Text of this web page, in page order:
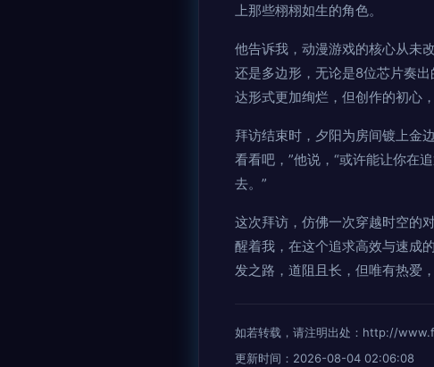
上那些栩栩如生的角色。
他告诉我，动漫游戏的核心从未
还是多边形，无论是8位芯片奏
达形式更加绚烂，但创作的初心
拜访结束时，夕阳为房间镀上金
看看吧，”他说，“或许能让你在
去。”
这次拜访，仿佛一次穿越时空的
醒着我，在这个追求高效与速成
发之路，道阻且长，但唯有热爱
如若转载，请注明出处：http://
更新时间：2026-08-04 02:06:08